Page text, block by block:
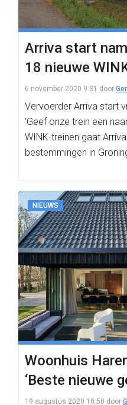
Arriva start
18 nieuwe
6 november 2020 9:31 door
Vervoerder Arriva start
‘Geef onze trein een
WINK-treinen gaat
bestemmingen in
NIEUWS
Woonhuis
‘Beste nieuwe
19 augustus 2020 10:50 door